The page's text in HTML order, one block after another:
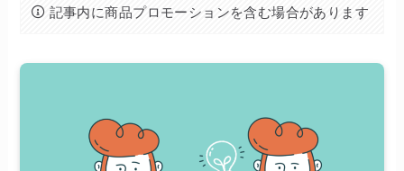
記事内に商品プロモーションを含む場合があります